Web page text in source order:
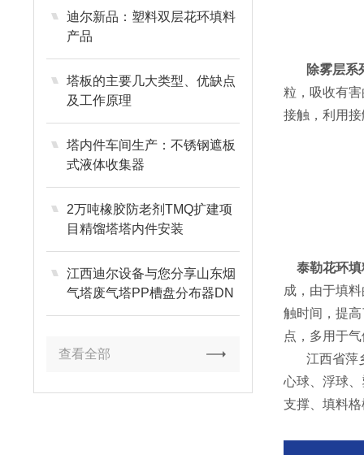
迪尔新品：塑料双层花环填料
产品
塔板的主要几大类型、优缺点
及工作原理
塔内件车间生产：不锈钢遮板
式液体收集器
2万吨橡胶防老剂TMQ扩建项
目精馏塔塔内件安装
江西迪尔设备与您分享山东烟
气塔废气塔PP槽盘分布器DN
6500塑料塔内件
查看全部
除雾层系
粒，吸收有
接触，利用
泰勒花环填
成，由于填
触时间，提
点，多用于
江西省萍
心球、浮球
支撑、填料